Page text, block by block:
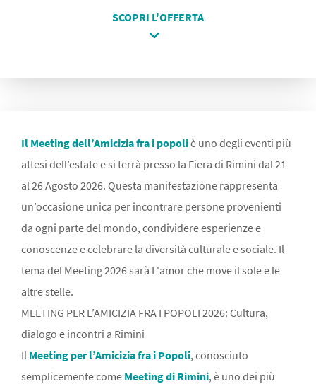
SCOPRI L'OFFERTA
Il Meeting dell’Amicizia fra i popoliè uno degli eventi più
attesi dell’estate e si terrà presso la Fiera di Rimini dal 21
al 26 Agosto 2026. Questa manifestazione rappresenta
un’occasione unica per incontrare persone provenienti
da ogni parte del mondo, condividere esperienze e
conoscenze e celebrare la diversità culturale e sociale. Il
tema del Meeting 2026 sarà L'amor che move il sole e le
altre stelle.
MEETING PER L’AMICIZIA FRA I POPOLI 2026: Cultura,
dialogo e incontri a Rimini
Il Meeting per l’Amicizia fra i Popoli, conosciuto
semplicemente come Meeting di Rimini, è uno dei più